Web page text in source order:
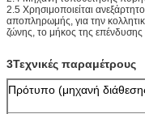
2.5 Χρησιμοποιείται
αποπληρωμής, για την
ζώνης, το μήκος της επένδυσης
3Τεχνικές παραμέτρους
Πρότυπο (μηχανή